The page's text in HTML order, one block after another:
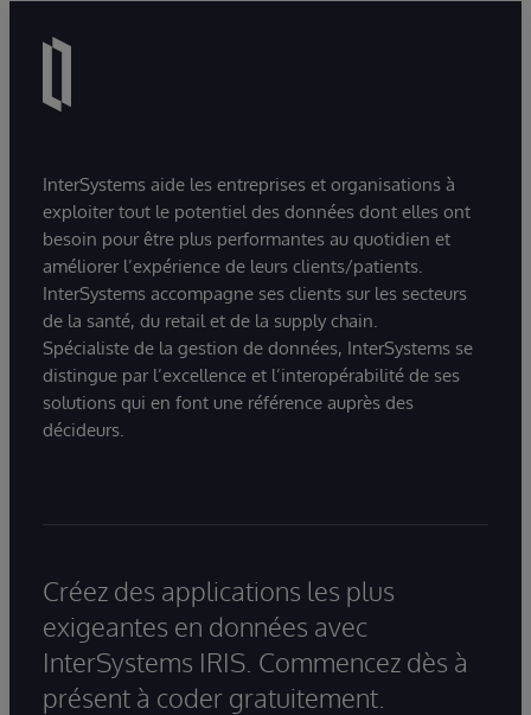
InterSystems aide les entreprises et organisations à
exploiter tout le potentiel des données dont elles ont
besoin pour être plus performantes au quotidien et
améliorer l’expérience de leurs clients/patients.
InterSystems accompagne ses clients sur les secteurs
de la santé, du retail et de la supply chain.
Spécialiste de la gestion de données, InterSystems se
distingue par l’excellence et l’interopérabilité de ses
solutions qui en font une référence auprès des
décideurs.
Créez des applications les plus
exigeantes en données avec
InterSystems IRIS. Commencez dès à
présent à coder gratuitement.